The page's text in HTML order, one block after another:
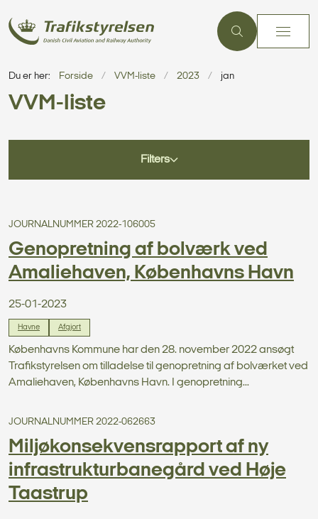
Du er her: Forside VVM-liste 2023 jan
VVM-liste
Filters
JOURNALNUMMER 2022-106005
Genopretning af bolværk ved
Amaliehaven, Københavns Havn
25-01-2023
Havne Afgjort
Københavns Kommune har den 28. november 2022 ansøgt
Trafikstyrelsen om tilladelse til genopretning af bolværket ved
Amaliehaven, Københavns Havn. I genopretning...
JOURNALNUMMER 2022-062663
Miljøkonsekvensrapport af ny
infrastrukturbanegård ved Høje
Taastrup